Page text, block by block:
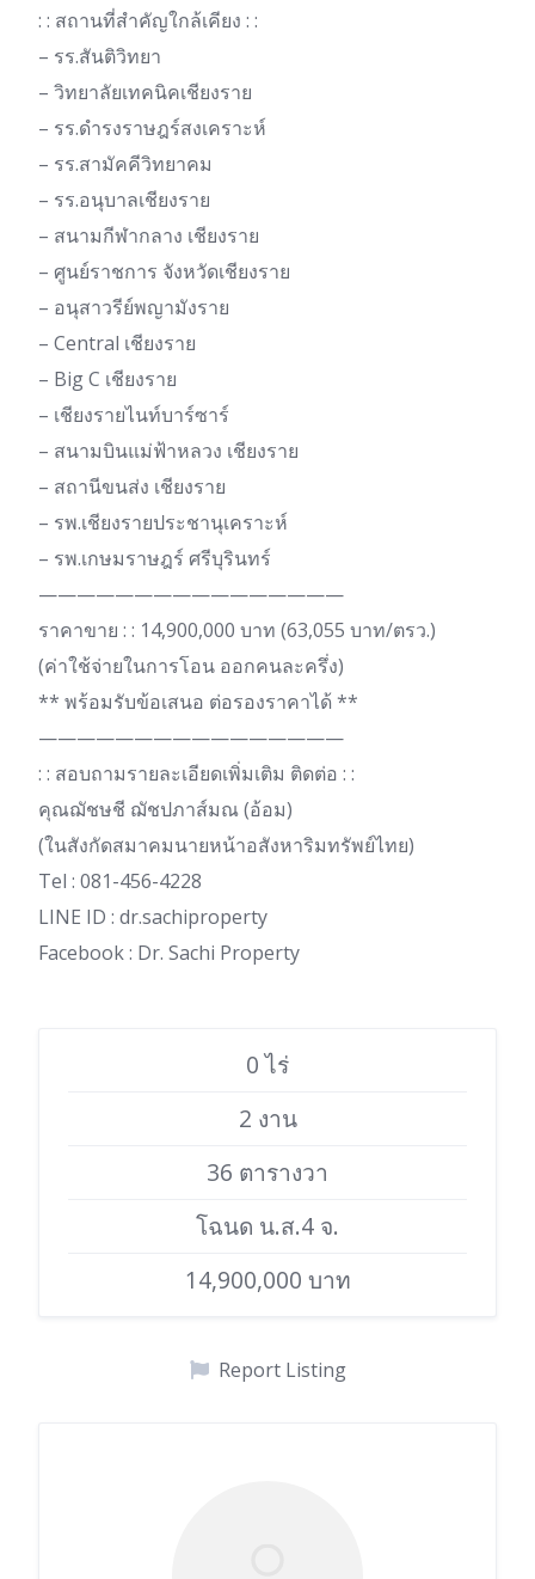
: : สถานที่สำคัญใกล้เคียง : :
– รร.สันติวิทยา
– วิทยาลัยเทคนิคเชียงราย
– รร.ดำรงราษฎร์สงเคราะห์
– รร.สามัคคีวิทยาคม
– รร.อนุบาลเชียงราย
– สนามกีฬากลาง เชียงราย
– ศูนย์ราชการ จังหวัดเชียงราย
– อนุสาวรีย์พญามังราย
– Central เชียงราย
– Big C เชียงราย
– เชียงรายไนท์บาร์ซาร์
– สนามบินแม่ฟ้าหลวง เชียงราย
– สถานีขนส่ง เชียงราย
– รพ.เชียงรายประชานุเคราะห์
– รพ.เกษมราษฎร์ ศรีบุรินทร์
————————————————
ราคาขาย : : 14,900,000 บาท (63,055 บาท/ตรว.)
(ค่าใช้จ่ายในการโอน ออกคนละครึ่ง)
** พร้อมรับข้อเสนอ ต่อรองราคาได้ **
————————————————
: : สอบถามรายละเอียดเพิ่มเติม ติดต่อ : :
คุณฌัชษชี ฌัชปภาส์มณ (อ้อม)
(ในสังกัดสมาคมนายหน้าอสังหาริมทรัพย์ไทย)
Tel : 081-456-4228
LINE ID : dr.sachiproperty
Facebook : Dr. Sachi Property
0 ไร่
2 งาน
36 ตารางวา
โฉนด น.ส.4 จ.
14,900,000 บาท
Report Listing